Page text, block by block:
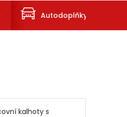
Autodoplňky
kalhoty s